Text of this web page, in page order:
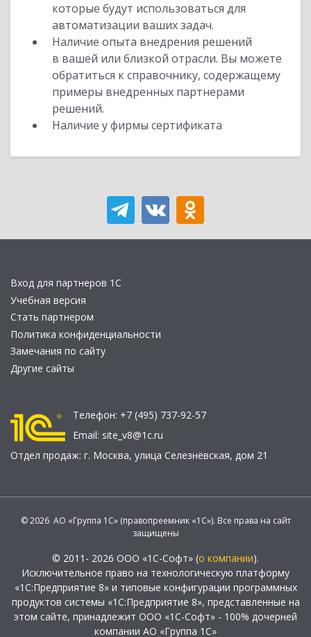
которые будут использоваться для
автоматизации ваших задач.
Наличие опыта внедрения решений
в вашей или близкой отрасли. Вы можете
обратиться к справочнику, содержащему
примеры внедренных партнерами
решений.
Наличие у фирмы сертификата
Вход для партнеров 1С
Учебная версия
Стать партнером
Политика конфиденциальности
Замечания по сайту
Другие сайты
Телефон: +7 (495) 737-92-57
Email: site_v8@1c.ru
Отдел продаж: г. Москва, улица Селезнёвская, дом 21
© 2026 АО «Группа 1С» (правопреемник «1С»). Все права на сайт
защищены
© 2011- 2026 ООО «1С-Софт» (о компании).
Исключительное право на технологическую платформу
«1С:Предприятие 8» и типовые конфигурации программных
продуктов системы «1С:Предприятие 8», представленные на
этом сайте, принадлежит ООО «1С-Софт» - 100% дочерней
компании АО «Группа 1С»